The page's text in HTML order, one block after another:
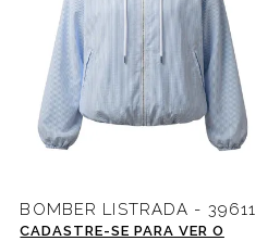
BOMBER LISTRADA - 39611
CADASTRE-SE PARA VER O